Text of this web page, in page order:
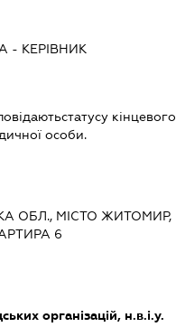
- КЕРІВНИК
кінцевого
особи.
ОБЛ., МІСТО ЖИТОМИР,
6
організацій, н.в.і.у.